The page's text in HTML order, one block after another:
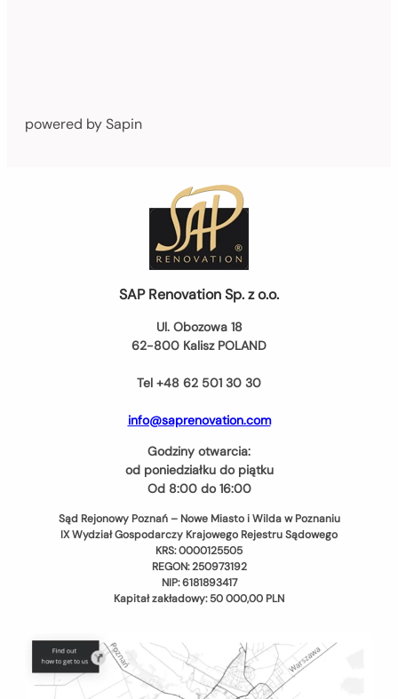
powered by Sapin
SAP Renovation Sp. z o.o.
Ul. Obozowa 18
62-800 Kalisz POLAND
Tel +48 62 501 30 30
info@saprenovation.com
Godziny otwarcia:
od poniedziałku do piątku
Od 8:00 do 16:00
Sąd Rejonowy Poznań – Nowe Miasto i Wilda w Poznaniu
IX Wydział Gospodarczy Krajowego Rejestru Sądowego
KRS: 0000125505
REGON: 250973192
NIP: 6181893417
Kapitał zakładowy: 50 000,00 PLN